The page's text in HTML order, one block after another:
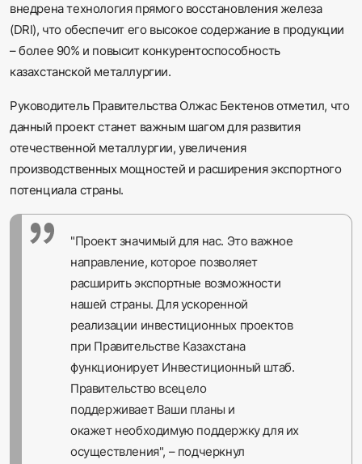
внедрена технология прямого восстановления железа
(DRI), что обеспечит его высокое содержание в продукции
– более 90% и повысит конкурентоспособность
казахстанской металлургии.
Руководитель Правительства Олжас Бектенов отметил, что
данный проект станет важным шагом для развития
отечественной металлургии, увеличения
производственных мощностей и расширения экспортного
потенциала страны.
"Проект значимый для нас. Это важное
направление, которое позволяет
расширить экспортные возможности
нашей страны. Для ускоренной
реализации инвестиционных проектов
при Правительстве Казахстана
функционирует Инвестиционный штаб.
Правительство всецело
поддерживает Ваши планы и
окажет необходимую поддержку для их
осуществления", – подчеркнул